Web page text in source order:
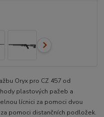
Oryx pro CZ 457 od
plastových pažeb a
lícnici za pomoci dvou
pomoci distančních podložek.